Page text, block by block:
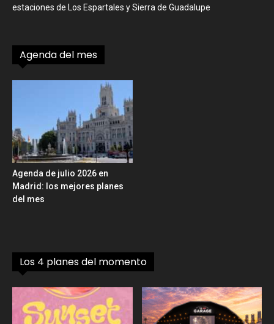
estaciones de Los Espartales y Sierra de Guadalupe
Agenda del mes
Agenda de julio 2026 en
Madrid: los mejores planes
del mes
Los 4 planes del momento